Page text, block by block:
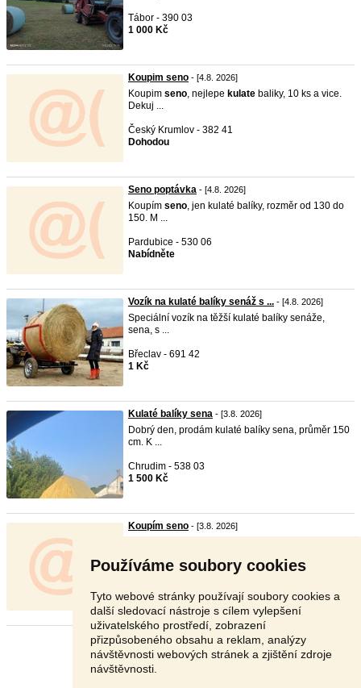
Používáme soubory cookies
Tyto webové stránky používají soubory cookies a
další sledovací nástroje s cílem vylepšení
uživatelského prostředí, zobrazení
přizpůsobeného obsahu a reklam, analýzy
návštěvnosti webových stránek a zjištění zdroje
návštěvnosti.
Tábor - 390 03
1 000 Kč
Koupim seno - [4.8. 2026]
Koupim seno, nejlepe kulate baliky, 10 ks a vice.
Dekuj ...
Český Krumlov - 382 41
Dohodou
Seno poptávka - [4.8. 2026]
Koupím seno, jen kulaté balíky, rozměr od 130 do
150. M ...
Pardubice - 530 06
Nabídněte
Vozík na kulaté balíky senáž s ... - [4.8. 2026]
Speciální vozík na těžší kulaté balíky senáže,
sena, s ...
Břeclav - 691 42
1 Kč
Kulaté balíky sena - [3.8. 2026]
Dobrý den, prodám kulaté balíky sena, průměr 150
cm. K ...
Chrudim - 538 03
1 500 Kč
Koupím seno - [3.8. 2026]
Dohodou
Stránka: 1 2 3 Další